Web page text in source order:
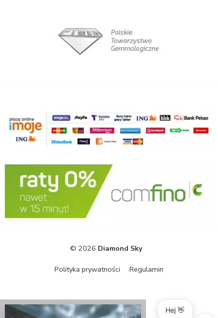
© 2026 Diamond Sky
Polityka prywatności Regulamin